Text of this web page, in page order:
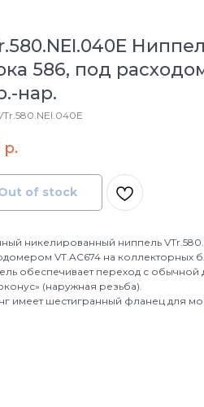
586, под
нар.
р.
of stock
никелированный ниппель
VT.AC674 на коллекторных
обеспечивает переход с
(наружная резьба).
имеет шестигранный фланец для